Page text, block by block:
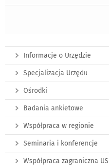
Informacje o Urzędzie
Specjalizacja Urzędu
Ośrodki
Badania ankietowe
Współpraca w regionie
Seminaria i konferencje
Współpraca zagraniczna US